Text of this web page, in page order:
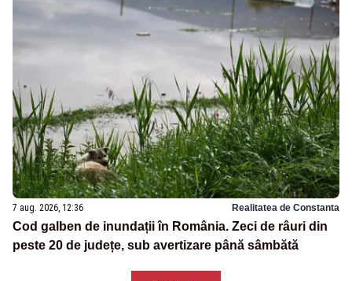
7 aug. 2026, 12:36 Realitatea de Constanta
Cod galben de inundații în România. Zeci de râuri din
peste 20 de județe, sub avertizare până sâmbătă